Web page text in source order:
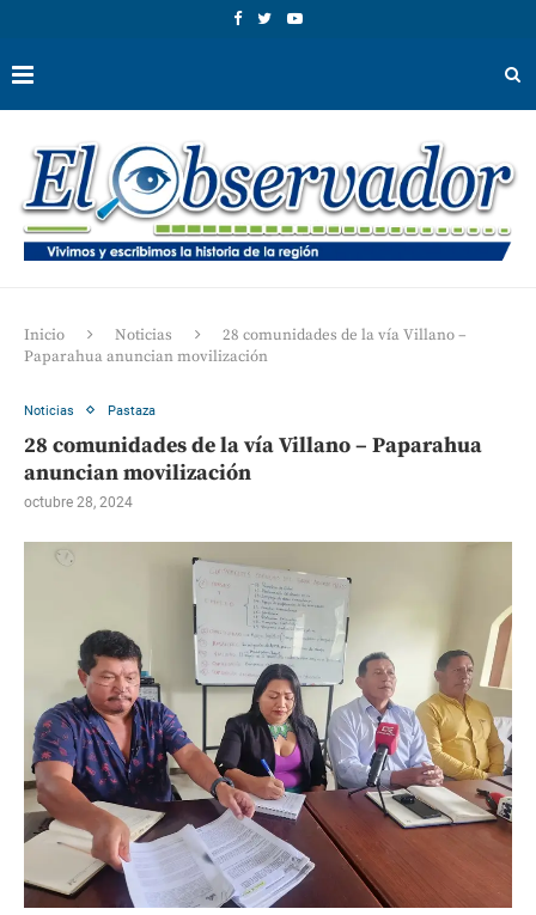
Inicio Noticias
28 comunidades de la vía Villano –
Paparahua anuncian movilización
Noticias Pastaza
28 comunidades de la vía Villano – Paparahua
anuncian movilización
octubre 28, 2024